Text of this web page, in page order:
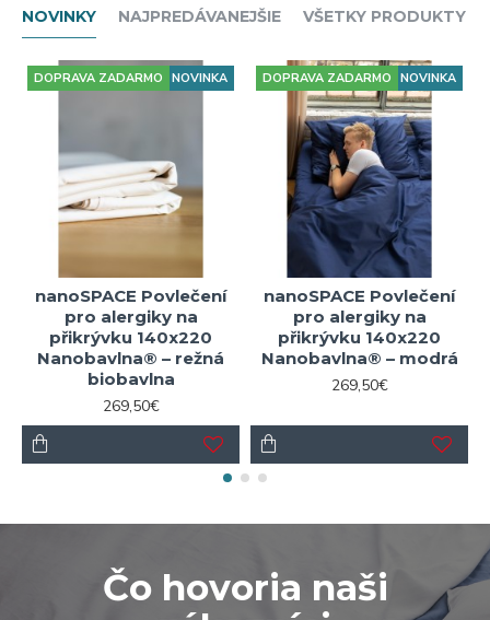
NOVINKY NAJPREDÁVANEJŠIE VŠETKY PRODUKTY
NOVINKA
DOPRAVA ZADARMO
nanoSPACE Povlečení
pro alergiky na
přikrývku 140x220
Nanobavlna® – režná
biobavlna
269,50€
NOVINKA
DOPRAVA ZADARMO
nanoSPACE Povlečení
pro alergiky na
přikrývku 140x220
Nanobavlna® – modrá
269,50€
Čo hovoria naši